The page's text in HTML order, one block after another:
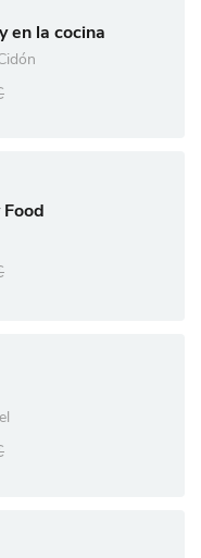
en la cocina